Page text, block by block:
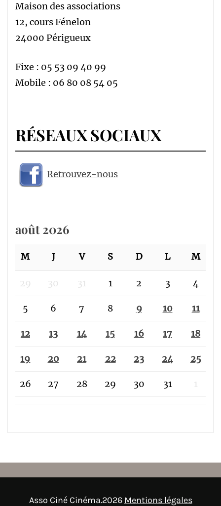
Maison des associations
12, cours Fénelon
24000 Périgueux
Fixe : 05 53 09 40 99
Mobile : 06 80 08 54 05
RÉSEAUX SOCIAUX
Retrouvez-nous
août 2026
M J V S D L M
29 30 31 1 2 3 4
5 6 7 8 9 10 11
12 13 14 15 16 17 18
19 20 21 22 23 24 25
26 27 28 29 30 31 1
Asso Ciné Cinéma.2026 Mentions légales